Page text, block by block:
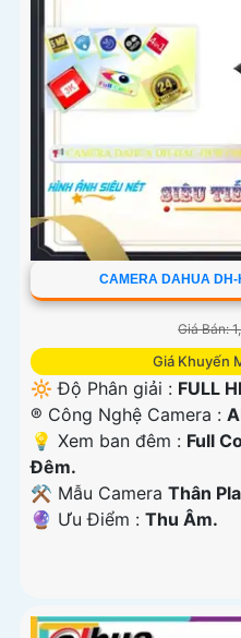
CAMERA DAHUA
Giá Bán:
Giá Khuyến
🔆 Độ Phân giải : FULL
®️ Công Nghệ Camera :
💡 Xem ban đêm : Full
Đêm.
⚒ Mẫu Camera Thân
️🔮 Ưu Điểm : Thu Âm.